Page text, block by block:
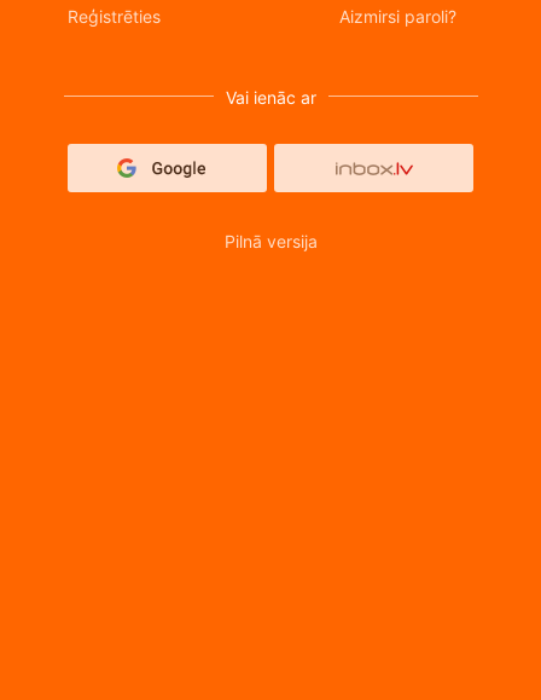
Reģistrēties Aizmirsi paroli?
Vai ienāc ar
Pilnā versija